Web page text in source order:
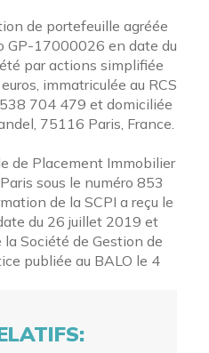
de portefeuille agréée
GP-17000026 en date du
par actions simplifiée
immatriculée au RCS
704 479 et domiciliée
75116 Paris, France.
de Placement Immobilier
sous le numéro 853
de la SCPI a reçu le
du 26 juillet 2019 et
Société de Gestion de
publiée au BALO le 4